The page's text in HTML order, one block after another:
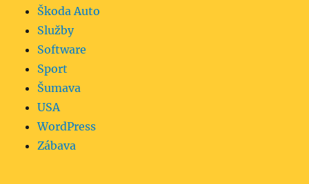
Škoda Auto
Služby
Software
Sport
Šumava
USA
WordPress
Zábava